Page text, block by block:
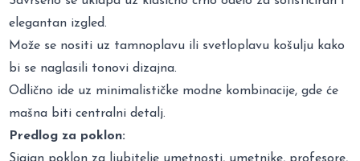
elegantan izgled.
Može se nositi uz tamnoplavu ili svetloplavu košulju kako
bi se naglasili tonovi dizajna.
Odlično ide uz minimalističke modne kombinacije, gde će
mašna biti centralni detalj.
Predlog za poklon:
Sjajan poklon za ljubitelje umetnosti, umetnike, profesore,